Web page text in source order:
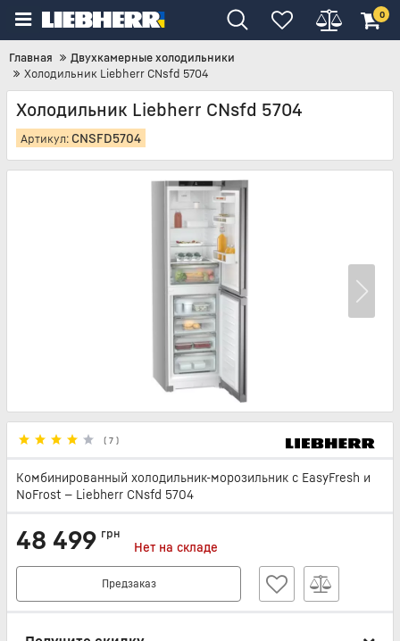
0
Главная
Двухкамерные холодильники
Холодильник Liebherr CNsfd 5704
Холодильник Liebherr CNsfd 5704
Артикул: CNSFD5704
( 7 )
Комбинированный холодильник-морозильник с EasyFresh и
NoFrost — Liebherr CNsfd 5704
48 499 грн
Нет на складе
Предзаказ